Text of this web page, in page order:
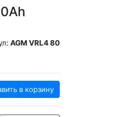
AGM VRL4 80
в корзину